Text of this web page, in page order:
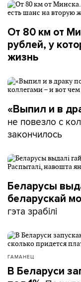
От 80 км от
рублей, у
жизнь
«Выпил и в
не повезло с
закончилось
Беларусы
беларускай
гэта зрабілі
ГАМАНЕЦ
В Беларуси